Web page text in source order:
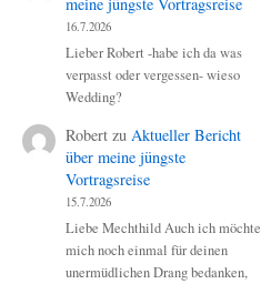
16.7.2026
Lieber Robert -habe ich da was
verpasst oder vergessen- wieso
Wedding?
Robert zu Aktueller Bericht
über meine jüngste
Vortragsreise
15.7.2026
Liebe Mechthild Auch ich möchte
mich noch einmal für deinen
unermüdlichen Drang bedanken,